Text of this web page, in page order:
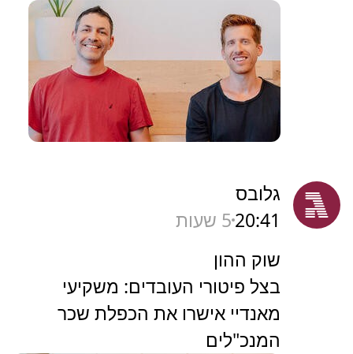
גלובס
20:415 שעות
שוק ההון
בצל פיטורי העובדים: משקיעי
מאנדיי אישרו את הכפלת שכר
המנכ"לים